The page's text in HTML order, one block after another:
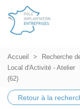
Accueil
Recherche
Local d'Activité - Atelier
(62)
Retour à la